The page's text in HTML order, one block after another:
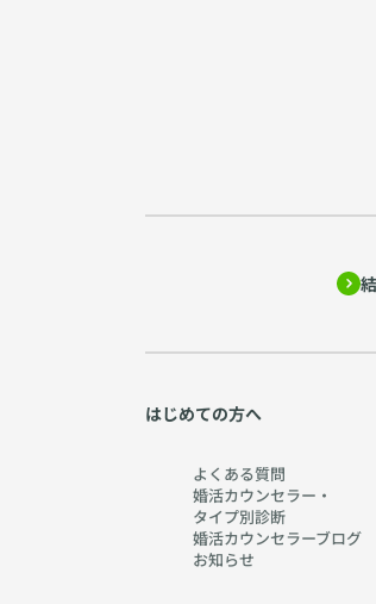
はじめての方へ
よくある質問
婚活カウンセラー・
タイプ別診断
婚活カウンセラーブログ
お知らせ